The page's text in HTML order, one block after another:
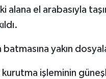
alana el arabasıyla
batmasına yakın
kurutma işleminin